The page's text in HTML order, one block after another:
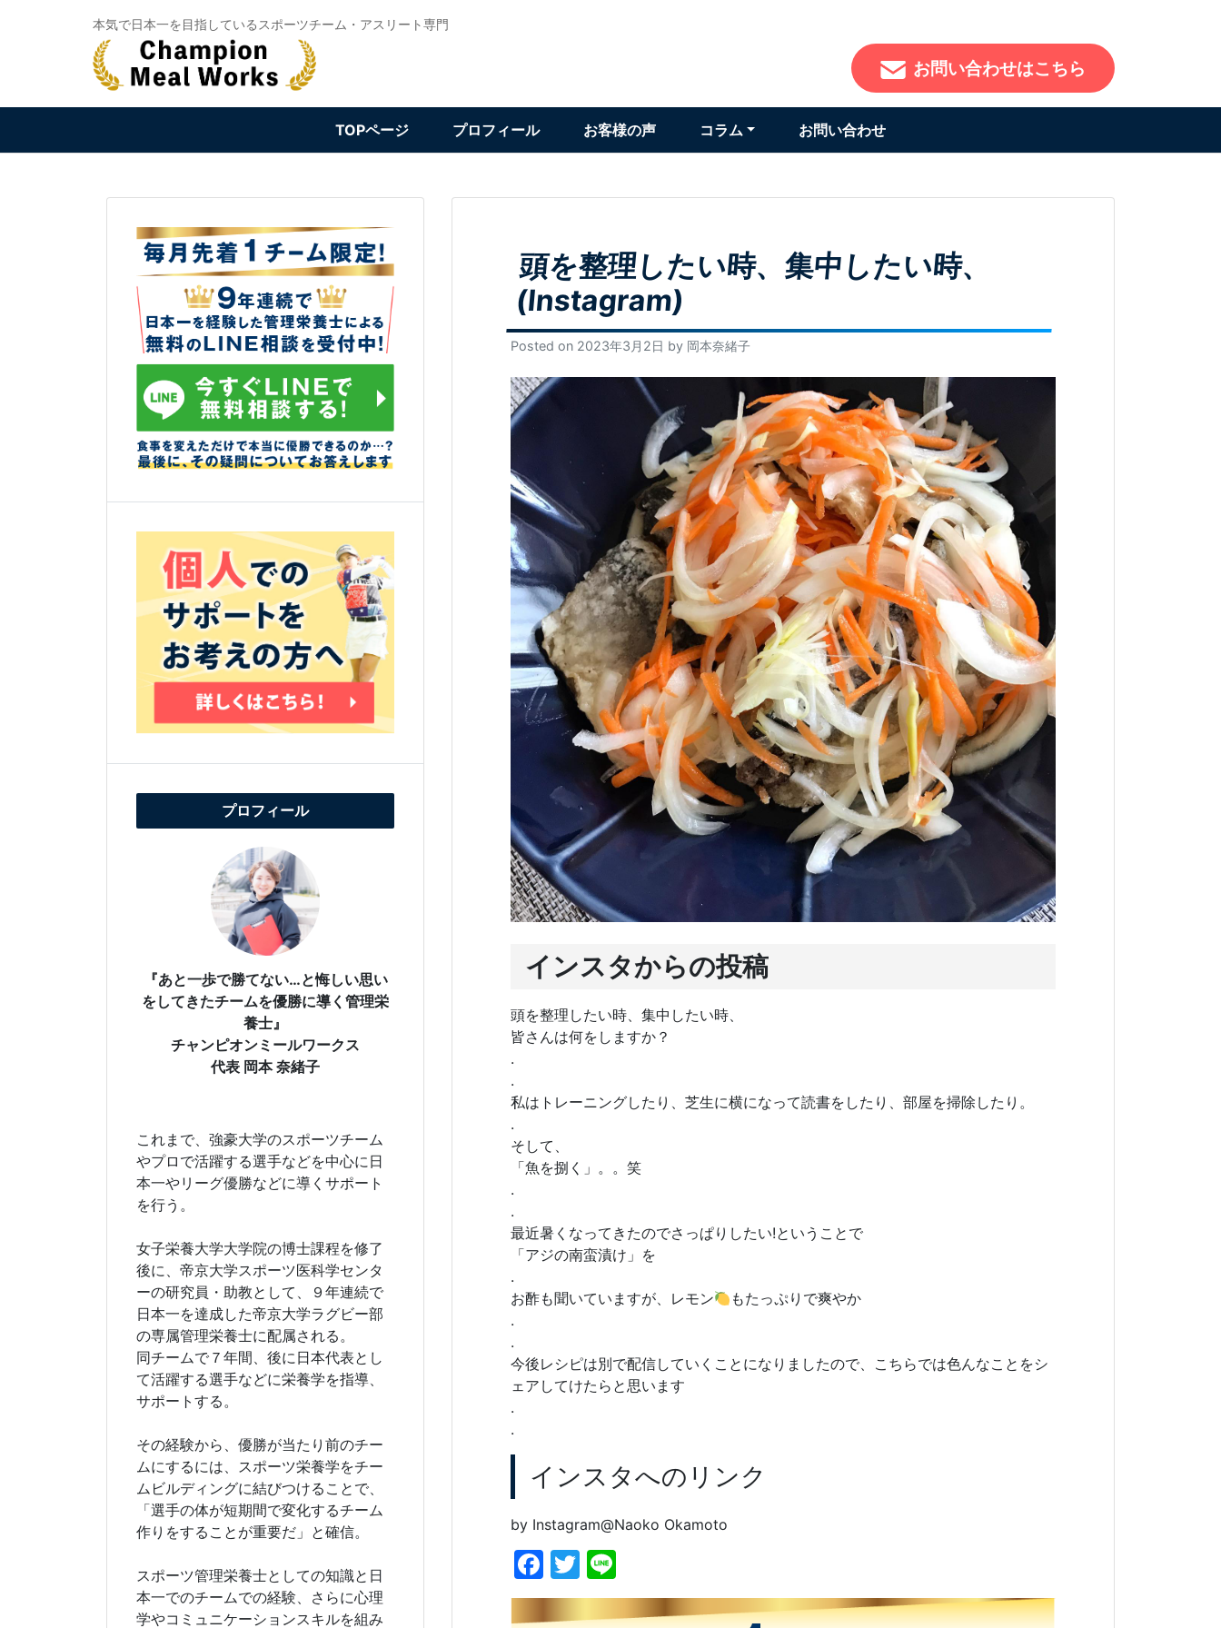
本気で日本一を目指しているスポーツチーム・アスリート専門
お問い合わせはこちら
TOPページ プロフィール お客様の声 コラム お問い合わせ
頭を整理したい時、集中したい時、
(Instagram)
Posted on 2023年3月2日 by 岡本奈緒子
インスタからの投稿
頭を整理したい時、集中したい時、
皆さんは何をしますか？
.
.
私はトレーニングしたり、芝生に横になって読書をしたり、部屋を掃除したり。
.
そして、
「魚を捌く」。。笑
.
.
最近暑くなってきたのでさっぱりしたい!ということで
「アジの南蛮漬け」を
.
お酢も聞いていますが、レモン
もたっぷりで爽やか
.
.
今後レシピは別で配信していくことになりましたので、こちらでは色んなことをシ
ェアしてけたらと思います
.
.
インスタへのリンク
by Instagram@Naoko Okamoto
F
a
T
w n
プロフィール
『あと一歩で勝てない…と悔しい思い
をしてきたチームを優勝に導く管理栄
養士』
チャンピオンミールワークス
代表 岡本 奈緒子
これまで、強豪大学のスポーツチーム
やプロで活躍する選手などを中心に日
本一やリーグ優勝などに導くサポート
を行う。
女子栄養大学大学院の博士課程を修了
後に、帝京大学スポーツ医科学センタ
ーの研究員・助教として、９年連続で
日本一を達成した帝京大学ラグビー部
の専属管理栄養士に配属される。
同チームで７年間、後に日本代表とし
て活躍する選手などに栄養学を指導、
サポートする。
その経験から、優勝が当たり前のチー
ムにするには、スポーツ栄養学をチー
ムビルディングに結びつけることで、
「選手の体が短期間で変化するチーム
作りをすることが重要だ」と確信。
スポーツ管理栄養士としての知識と日
本一でのチームでの経験、さらに心理
学やコミュニケーションスキルを組み